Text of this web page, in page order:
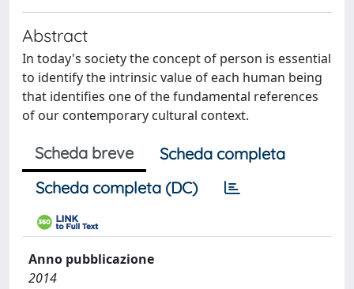
Abstract
In today's society the concept of person is essential
to identify the intrinsic value of each human being
that identifies one of the fundamental references
of our contemporary cultural context.
Scheda breve
Scheda completa
Scheda completa (DC)
Anno pubblicazione
2014